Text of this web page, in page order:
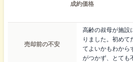
成約価格
売却前の不安
高齢の叔母が施設
りました。初めて
てよいかもわから
がつかず、とても